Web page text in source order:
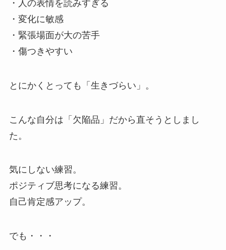
・人の表情を読みすぎる
・変化に敏感
・緊張場面が大の苦手
・傷つきやすい
とにかくとっても「生きづらい」。
こんな自分は「欠陥品」だから直そうとしまし
た。
気にしない練習。
ポジティブ思考になる練習。
自己肯定感アップ。
でも・・・